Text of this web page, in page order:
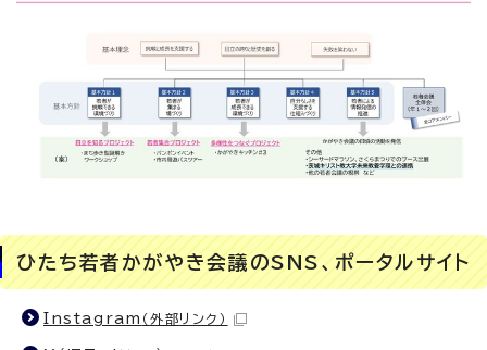
ひたち若者かがやき会議のSNS、ポータルサイト
Instagram （外部リンク）